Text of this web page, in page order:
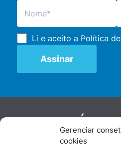
Gerenciar
cookies
Li e aceito a Política
GEN
De maneira independente,